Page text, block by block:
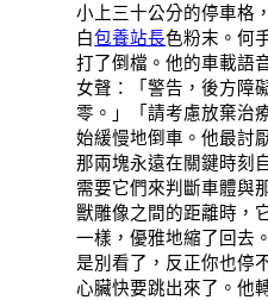
小上三十公分的停車格
白包養站長色粉末。何
打了倒檔。他的車載語
女聲：「警告，後方障
零。」「請考慮放棄治
始緩慢地倒車。他最討
那兩塊永遠在關鍵時刻
需要它們來判斷車體與
獸雕像之間的距離時，
一樣，優雅地縮了回去
是別看了，反正你也停
心臟快要跳出來了。他